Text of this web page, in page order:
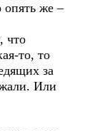
опять же –
что
то, то
за
Или